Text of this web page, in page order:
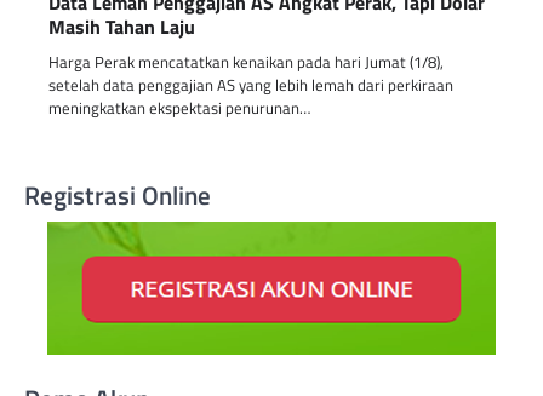
Masih Tahan Laju
Harga Perak mencatatkan kenaikan pada hari Jumat (1/8),
setelah data penggajian AS yang lebih lemah dari perkiraan
meningkatkan ekspektasi penurunan…
Registrasi Online